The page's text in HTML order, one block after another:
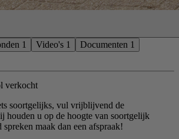
1 Video's 1 Documenten 1
verkocht
soortgelijks, vul vrijblijvend de
houden u op de hoogte van soortgelijk
maak dan een afspraak!